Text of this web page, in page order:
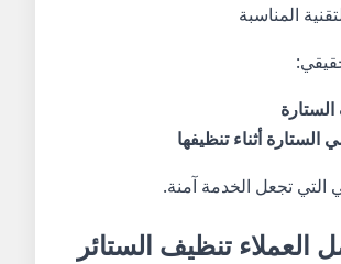
المناسبة
أثناء تنظيفها
التي تجعل الخدمة آمنة.
العملاء تنظيف الستائر